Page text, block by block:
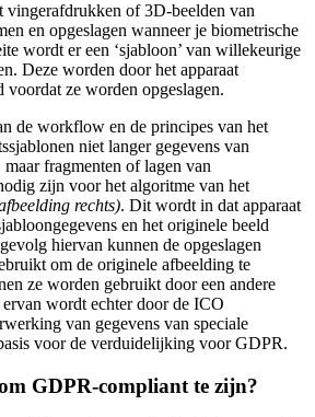
vingerafdrukken of 3D-beelden van
en opgeslagen wanneer je biometrische
wordt er een ‘sjabloon’ van willekeurige
Deze worden door het apparaat
voordat ze worden opgeslagen.
de workflow en de principes van het
niet langer gegevens van
fragmenten of lagen van
zijn voor het algoritme van het
rechts). Dit wordt in dat apparaat
en het originele beeld
hiervan kunnen de opgeslagen
om de originele afbeelding te
ze worden gebruikt door een andere
wordt echter door de ICO
van gegevens van speciale
voor de verduidelijking voor GDPR.
GDPR-compliant te zijn?